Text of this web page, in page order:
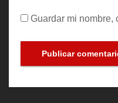
Guardar mi nombre,